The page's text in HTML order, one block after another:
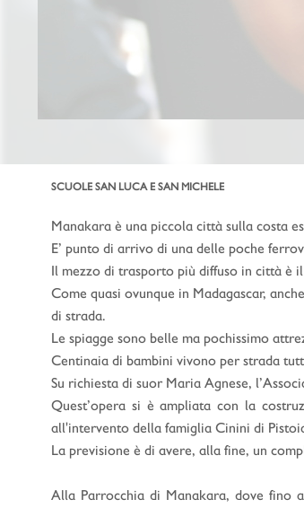
SCUOLE SAN LUCA E SAN MICHELE
Manakara è una piccola città sulla costa
E’ punto di arrivo di una delle poche
Il mezzo di trasporto più diffuso in città è
Come quasi ovunque in Madagascar,
di strada.
Le spiagge sono belle ma pochissimo
Centinaia di bambini vivono per strada
Su richiesta di suor Maria Agnese,
Quest’opera si è ampliata con la
all'intervento della famiglia Cinini di
La previsione è di avere, alla fine, un
Alla Parrocchia di Manakara, dove fino